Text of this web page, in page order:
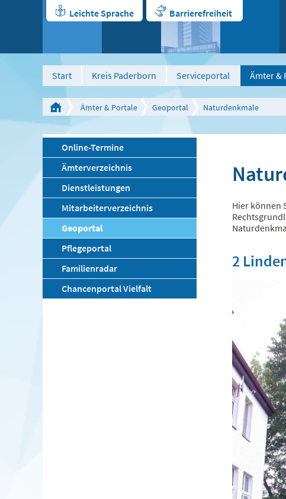
Leichte Sprache Barrierefreiheit
Start Kreis Paderborn Serviceportal Ämter &
Ämter & Portale Geoportal Naturdenkmale
Online-Termine
Ämterverzeichnis
Dienstleistungen
Mitarbeiterverzeichnis
Geoportal
Pflegeportal
Familienradar
Chancenportal Vielfalt
Hier können
2